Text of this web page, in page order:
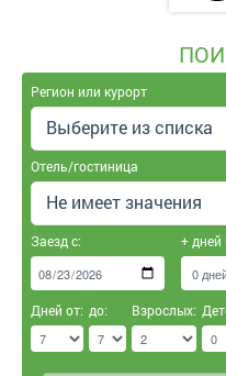
Регион или курорт
Выберите из списка
Отель/гостиница
Не имеет значения
Заезд с: + дней
Дней от: до: Взрослых: